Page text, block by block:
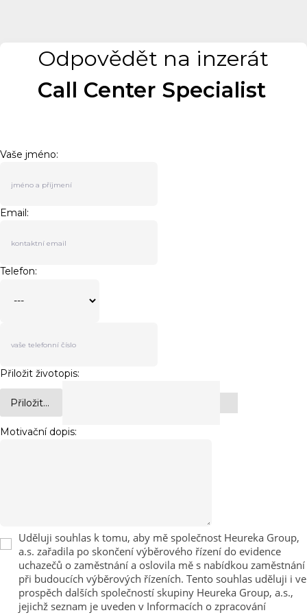
Odpovědět na inzerát
Call Center Specialist
Vaše jméno:
Email:
Telefon:
Přiložit životopis:
Přiložit...
Motivační dopis:
Uděluji souhlas k tomu, aby mě společnost Heureka Group,
a.s. zařadila po skončení výběrového řízení do evidence
uchazečů o zaměstnání a oslovila mě s nabídkou zaměstnání
při budoucích výběrových řízeních. Tento souhlas uděluji i ve
prospěch dalších společností skupiny Heureka Group, a.s.,
jejichž seznam je uveden v Informacích o zpracování